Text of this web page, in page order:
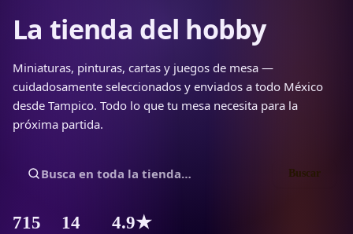
La tienda del hobby
Miniaturas, pinturas, cartas y juegos de mesa —
cuidadosamente seleccionados y enviados a todo México
desde Tampico. Todo lo que tu mesa necesita para la
próxima partida.
Buscar
715 14 4.9★